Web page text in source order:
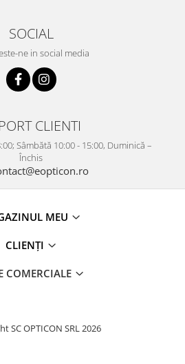
SOCIAL
ne in social media
CLIENTI
Sâmbătă 10:00 - 15:00, Duminică –
Închis
MEU
CLIENȚI
COMERCIALE
SC OPTICON SRL 2026